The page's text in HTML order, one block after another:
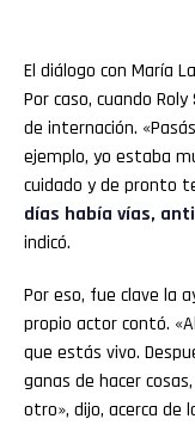
El diálogo con María
Por caso, cuando
de internación.
ejemplo, yo estaba
cuidado y de pronto
días había vías,
indicó.
Por eso, fue clave la
propio actor contó.
que estás vivo.
ganas de hacer
otro», dijo, acerca de